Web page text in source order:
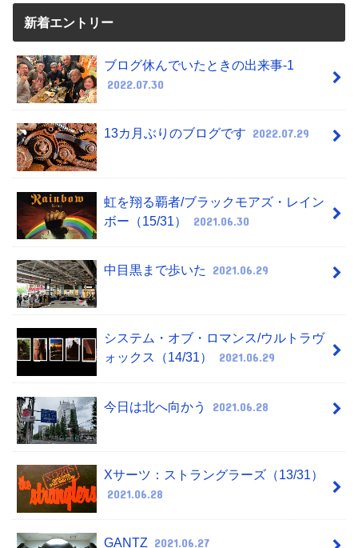
新着エントリー
ブログ休んでいたときの出来事-1
2022.07.30
13カ月ぶりのブログです 2022.07.29
虹を翔る覇者/ブラックモアズ・レイン
ボー（15/31）
2021.06.30
中目黒まで歩いた 2021.06.29
システム・オブ・ロマンス/ウルトラヴ
ォックス（14/31）
2021.06.29
今日は北へ向かう 2021.06.28
Xサーツ：ストラングラーズ（13/31）
2021.06.28
GANTZ 2021.06.27